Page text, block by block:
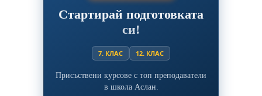
Стартирай подготовката
си!
7. КЛАС 12. КЛАС
Присъствени курсове с топ преподаватели
в школа Аслан.